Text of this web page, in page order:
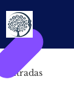
entradas